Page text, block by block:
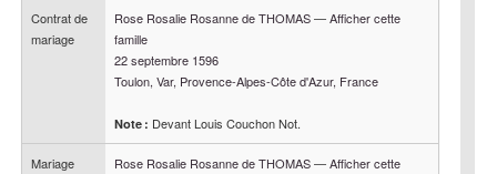
Contrat de
mariage
Rose Rosalie Rosannede THOMAS—Afficher cette
famille
22 septembre 1596
Toulon, Var, Provence-Alpes-Côte d'Azur, France
Note : Devant Louis Couchon Not.
Mariage Rose Rosalie Rosannede THOMAS—Afficher cette